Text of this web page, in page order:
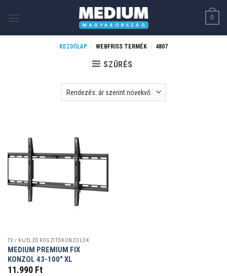
0
KEZDŐLAP / WEBFRISS TERMÉK / 4807
SZŰRÉS
TV / KIJELZŐ RÖGZÍTŐKONZOLOK
MEDIUM PREMIUM FIX
KONZOL 43-100″ XL
11.990 Ft